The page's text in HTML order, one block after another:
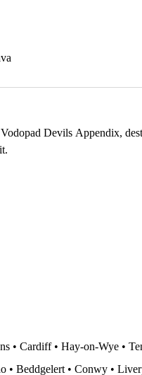
Devils Appendix,
• Cardiff • Hay-on-Wye •
• Beddgelert • Conwy •